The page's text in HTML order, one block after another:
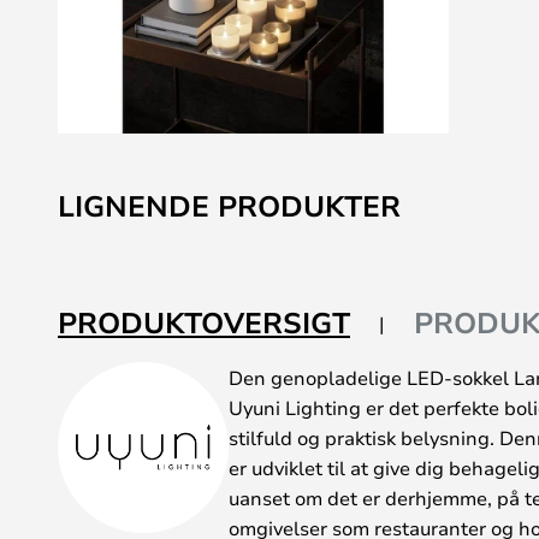
til
starten
LIGNENDE PRODUKTER
PRODUKTOVERSIGT
Den genopladelige LED-sokkel
Uyuni Lighting er det perfekte
stilfuld og praktisk belysning.
er udviklet til at give dig
uanset om det er derhjemme, på
omgivelser som restauranter og